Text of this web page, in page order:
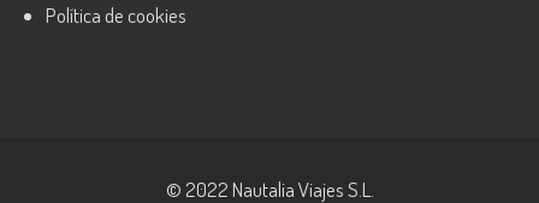
Política de cookies
© 2022 Nautalia Viajes S.L.